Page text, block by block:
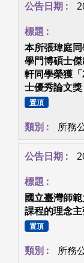
本所張瑋庭
學門博碩士
軒同學榮獲
士優秀論文獎
置頂
所務
國立臺灣師
課程的理念
置頂
所務